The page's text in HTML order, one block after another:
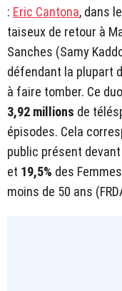
: Eric Cantona, dans
taiseux de retour à
Sanches (Samy
défendant la plupart
à faire tomber. Ce
3,92 millions de
épisodes. Cela
public présent
et 19,5% des
moins de 50 ans